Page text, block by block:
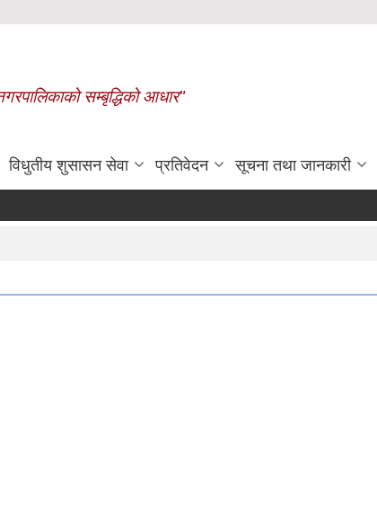
सम्बृद्धिको आधार"
विधुतीय शुसासन सेवा प्रतिवेदन सूचना तथा जानकारी